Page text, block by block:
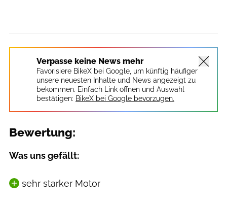
Verpasse keine News mehr
Favorisiere BikeX bei Google, um künftig häufiger
unsere neuesten Inhalte und News angezeigt zu
bekommen. Einfach Link öffnen und Auswahl
bestätigen: BikeX bei Google bevorzugen.
Bewertung:
Was uns gefällt:
sehr starker Motor